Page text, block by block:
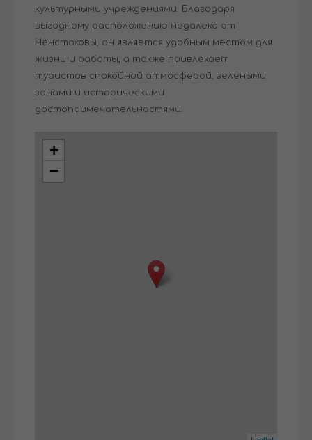
культурными учреждениями. Благодаря
выгодному расположению недалеко от
Ченстоховы, он является удобным местом для
жизни и работы, а также привлекает
туристов спокойной атмосферой, зелёными
зонами и историческими
достопримечательностями.
+
−